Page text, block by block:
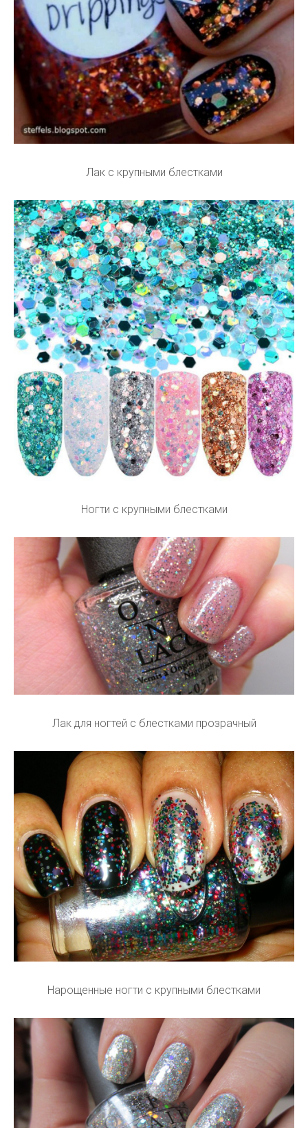
Лак с крупными блестками
Ногти с крупными блестками
Лак для ногтей с блестками прозрачный
Нарощенные ногти с крупными блестками